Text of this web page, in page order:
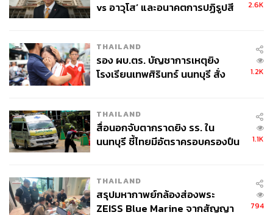
vs อาวุโส’ และอนาคตการปฏิรูปสี
2.6K
THAILAND
รอง ผบ.ตร. บัญชาการเหตุยิง
โรงเรียนเทพศิรินทร์ นนทบุรี สั่ง
1.2K
THAILAND
สื่อนอกจับตากราดยิง รร. ใน
นนทบุรี ชี้ไทยมีอัตราครอบครองปืน
1.1K
THAILAND
สรุปมหากาพย์กล้องส่องพระ
ZEISS Blue Marine จากสัญญา
794